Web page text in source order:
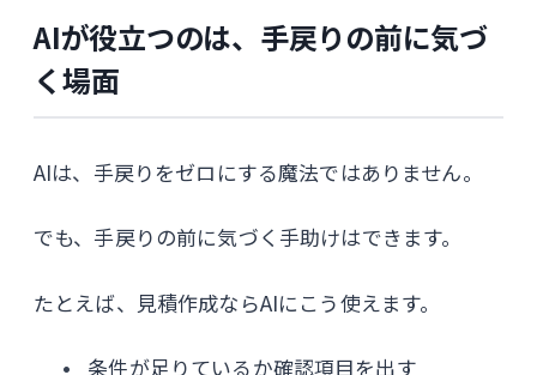
AIが役立つのは、手戻りの前に気づ
く場面
AIは、手戻りをゼロにする魔法ではありません。
でも、手戻りの前に気づく手助けはできます。
たとえば、見積作成ならAIにこう使えます。
条件が足りているか確認項目を出す